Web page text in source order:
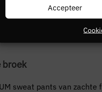
Accepteer
ofsweat pants? Bij
je ‘m in een neutrale
met een swim short in
broek
sweat pants van zachte